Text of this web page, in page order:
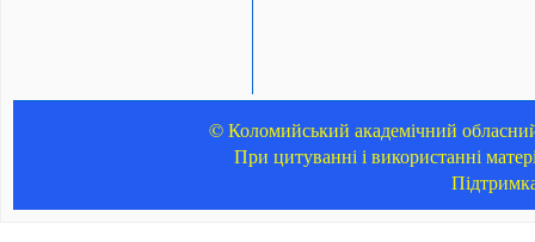
© Коломийський академічний
При цитуванні і використанні